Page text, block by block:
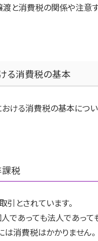
と消費税の関係や注意
る消費税の基本
おける消費税の基本につ
税
とされています。
であっても法人であって
消費税はかかりません。